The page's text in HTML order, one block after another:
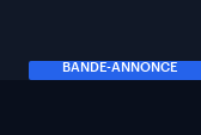
BANDE-ANNONCE